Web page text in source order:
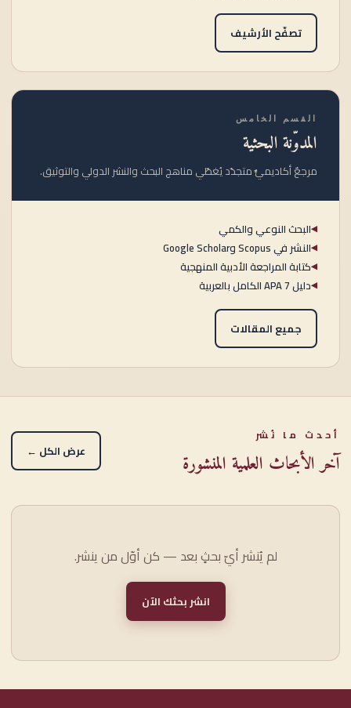
تصفّح الأرشيف
القسم الخامس
المدوّنة البحثية
مرجعٌ أكاديميٌّ متجدّد يُغطّي مناهج البحث والنشر الدولي والتوثيق.
◀البحث النوعي والكمي
◀النشر في Scopus وGoogle Scholar
◀كتابة المراجعة الأدبية المنهجية
◀دليل APA 7 الكامل بالعربية
جميع المقالات
أحدث ما نُشر
آخر الأبحاث العلمية المنشورة عرض الكل ←
لم يُنشر أيّ بحثٍ بعد — كن أوّل من ينشر.
انشر بحثك الآن